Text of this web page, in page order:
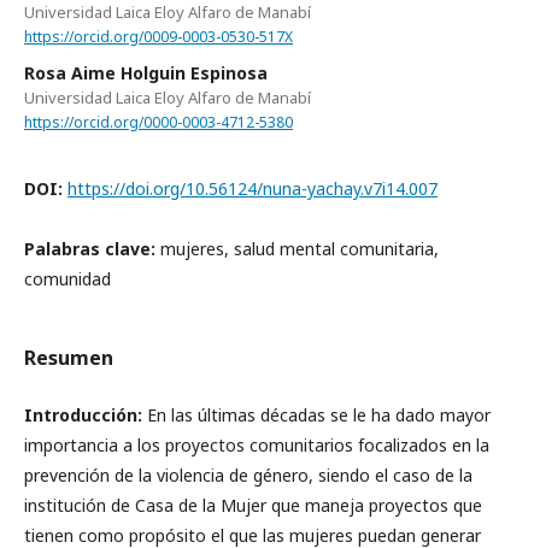
Universidad Laica Eloy Alfaro de Manabí
https://orcid.org/0009-0003-0530-517X
Rosa Aime Holguin Espinosa
Universidad Laica Eloy Alfaro de Manabí
https://orcid.org/0000-0003-4712-5380
DOI: https://doi.org/10.56124/nuna-yachay.v7i14.007
Palabras clave: mujeres, salud mental comunitaria,
comunidad
Resumen
Introducción: En las últimas décadas se le ha dado mayor
importancia a los proyectos comunitarios focalizados en la
prevención de la violencia de género, siendo el caso de la
institución de Casa de la Mujer que maneja proyectos que
tienen como propósito el que las mujeres puedan generar